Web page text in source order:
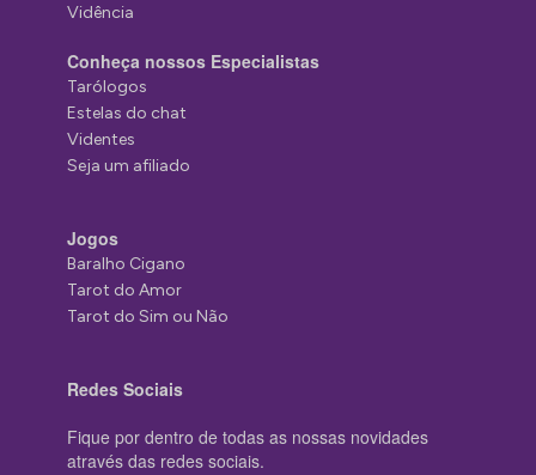
Vidência
Conheça nossos Especialistas
Tarólogos
Estelas do chat
Videntes
Seja um afiliado
Jogos
Baralho Cigano
Tarot do Amor
Tarot do Sim ou Não
Redes Sociais
Fique por dentro de todas as nossas novidades
através das redes sociais.